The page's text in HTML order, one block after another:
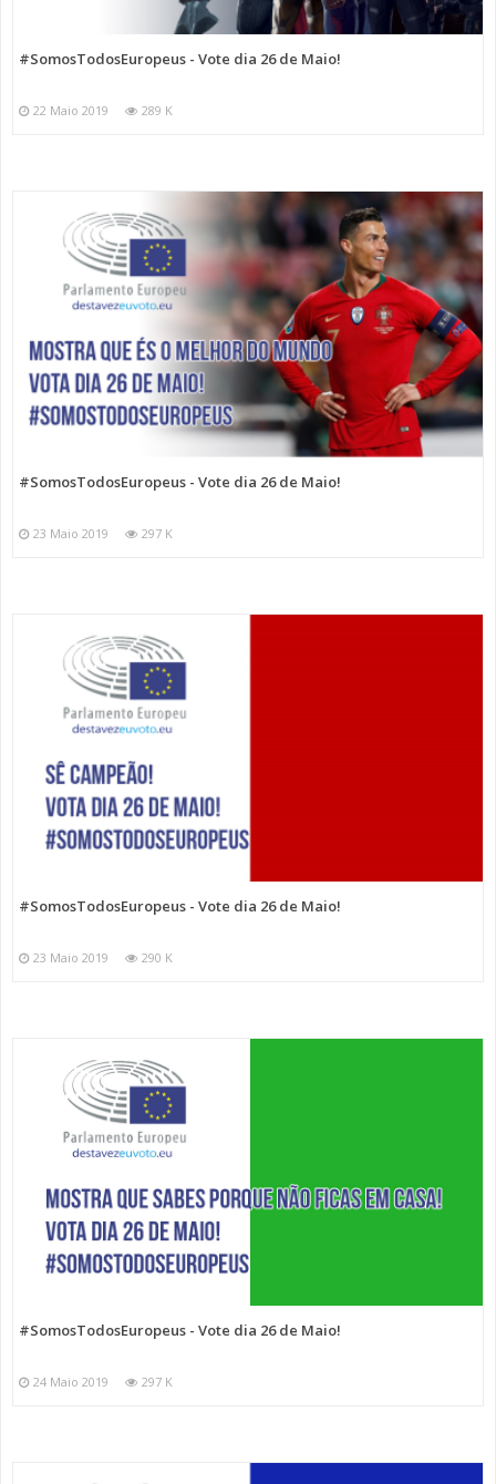
#SomosTodosEuropeus - Vote dia 26 de Maio!
22 Maio 2019 289 K
#SomosTodosEuropeus - Vote dia 26 de Maio!
23 Maio 2019 297 K
#SomosTodosEuropeus - Vote dia 26 de Maio!
23 Maio 2019 290 K
#SomosTodosEuropeus - Vote dia 26 de Maio!
24 Maio 2019 297 K